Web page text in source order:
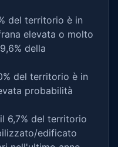
del territorio è in
elevata o molto
della
del territorio è in
probabilità
il 6,7% del territorio
edificato